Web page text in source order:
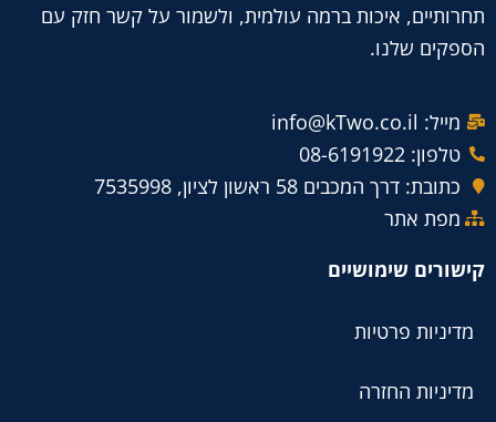
תחרותיים, איכות ברמה עולמית, ולשמור על קשר חזק עם
הספקים שלנו.
מייל: info@kTwo.co.il
טלפון: 08-6191922
כתובת: דרך המכבים 58 ראשון לציון, 7535998
מפת אתר
קישורים שימושיים
מדיניות פרטיות
מדיניות החזרה